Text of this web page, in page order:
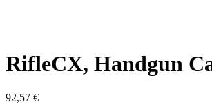
RifleCX, Handgun
92,57 €